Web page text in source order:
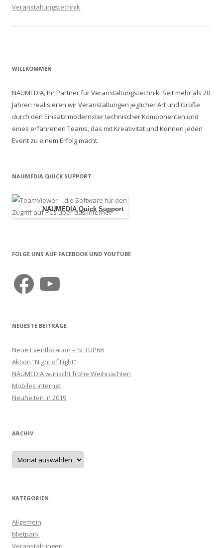
Veranstaltungstechnik.
WILLKOMMEN
NAUMEDIA, Ihr Partner für Veranstaltungstechnik! Seit mehr als 20
Jahren realisieren wir Veranstaltungen jeglicher Art und Größe
durch den Einsatz modernster technischer Komponenten und
eines erfahrenen Teams, das mit Kreativität und Können jeden
Event zu einem Erfolg macht.
NAUMEDIA QUICK SUPPORT
NAUMEDIA Quick Support
FOLGE UNS AUF FACEBOOK UND YOUTUBE
FacebookYouTube
NEUESTE BEITRÄGE
Neue Eventlocation – SETUP68
Aktion “Night of Light”
NAUMEDIA wünscht frohe Weihnachten
Mobiles Internet
Neuheiten in 2019
ARCHIV
Archiv
KATEGORIEN
Allgemein
Mietpark